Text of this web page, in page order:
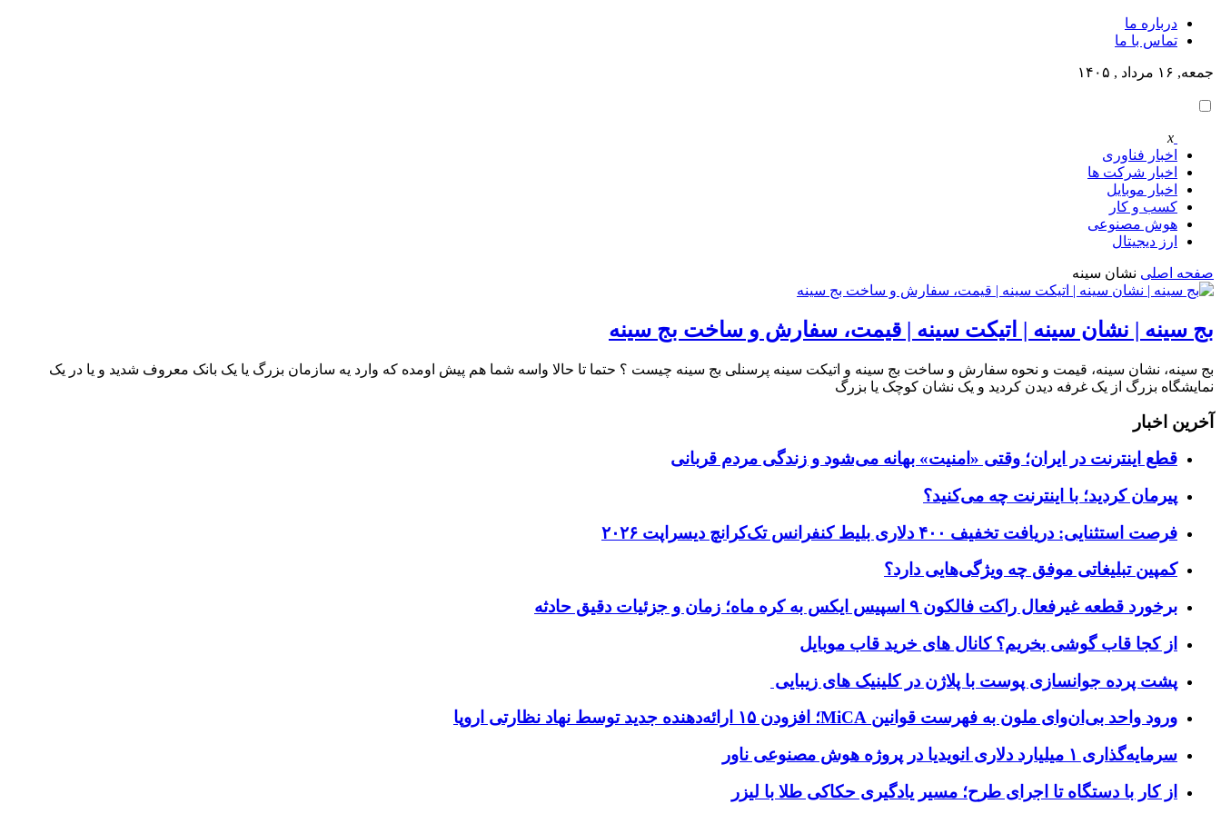
درباره ما
تماس با ما
جمعه, ۱۶ مرداد , ۱۴۰۵
x
اخبار فناوری
اخبار شرکت ها
اخبار موبایل
کسب و کار
هوش مصنوعی
ارز دیجیتال
صفحه اصلی نشان سینه
بج سینه | نشان سینه | اتیکت سینه | قیمت، سفارش و ساخت بج سینه
بج سینه، نشان سینه، قیمت و نحوه سفارش و ساخت بج سینه و اتیکت سینه پرسنلی بج سینه چیست ؟ حتما تا حالا واسه شما هم پیش اومده که وارد یه سازمان بزرگ یا یک بانک معروف شدید و یا در یک
نمایشگاه بزرگ از یک غرفه دیدن کردید و یک نشان کوچک یا بزرگ
آخرین اخبار
قطع اینترنت در ایران؛ وقتی «امنیت» بهانه می‌شود و زندگی مردم قربانی
پیرمان کردید؛ با اینترنت چه می‌کنید؟
فرصت استثنایی: دریافت تخفیف ۴۰۰ دلاری بلیط کنفرانس تک‌کرانچ دیسراپت ۲۰۲۶
کمپین تبلیغاتی موفق چه ویژگی‌هایی دارد؟
برخورد قطعه غیرفعال راکت فالکون ۹ اسپیس ایکس به کره ماه؛ زمان و جزئیات دقیق حادثه
از کجا قاب گوشی بخریم؟ کانال های خرید قاب موبایل
پشت پرده جوانسازی پوست با پلاژن در کلینیک های زیبایی
ورود واحد بی‌ان‌وای ملون به فهرست قوانین MiCA؛ افزودن ۱۵ ارائه‌دهنده جدید توسط نهاد نظارتی اروپا
سرمایه‌گذاری ۱ میلیارد دلاری انویدیا در پروژه هوش مصنوعی ناور
از کار با دستگاه تا اجرای طرح؛ مسیر یادگیری حکاکی طلا با لیزر